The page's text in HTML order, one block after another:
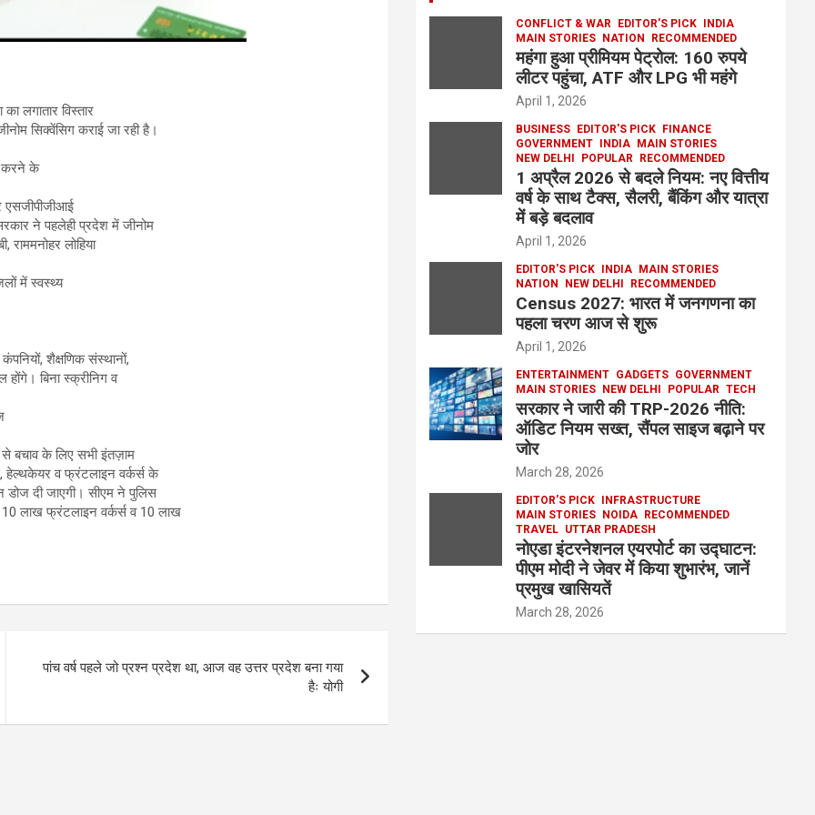
लगातार विस्तार
सिक्वेंसिग कराई जा रही है।
करने के
एसजीपीजीआई
ने पहलेही प्रदेश में जीनोम
लोहिया
में स्वस्थ्य
शैक्षणिक संस्थानों,
होंगे। बिना स्क्रीनिग व
से बचाव के लिए सभी इंतज़ाम
हेल्थकेयर व फ्रंटलाइन वर्कर्स के
डोज दी जाएगी। सीएम ने पुलिस
लाख फ्रंटलाइन वर्कर्स व 10 लाख
पांच वर्ष पहले जो प्रश्न प्रदेश था, आज वह उत्तर प्रदेश बना गया
हैः योगी
CONFLICT & WAR EDITOR'S PICK INDIA
MAIN STORIES NATION RECOMMENDED
महंगा हुआ प्रीमियम पेट्रोल: 160 रुपये
लीटर पहुंचा, ATF और LPG भी महंगे
April 1, 2026
BUSINESS EDITOR'S PICK FINANCE
GOVERNMENT INDIA MAIN STORIES
NEW DELHI
POPULAR RECOMMENDED
1 अप्रैल 2026 से बदले नियम: नए वित्तीय
वर्ष के साथ टैक्स, सैलरी, बैंकिंग और यात्रा
में बड़े बदलाव
April 1, 2026
EDITOR'S PICK INDIA MAIN STORIES
NATION
NEW DELHI RECOMMENDED
Census 2027: भारत में जनगणना का
पहला चरण आज से शुरू
April 1, 2026
ENTERTAINMENT GADGETS GOVERNMENT
MAIN STORIES NEW DELHI POPULAR TECH
सरकार ने जारी की TRP-2026 नीति:
ऑडिट नियम सख्त, सैंपल साइज बढ़ाने पर
जोर
March 28, 2026
EDITOR'S PICK INFRASTRUCTURE
MAIN STORIES NOIDA RECOMMENDED
TRAVEL UTTAR PRADESH
नोएडा इंटरनेशनल एयरपोर्ट का उद्घाटन:
पीएम मोदी ने जेवर में किया शुभारंभ, जानें
प्रमुख खासियतें
March 28, 2026